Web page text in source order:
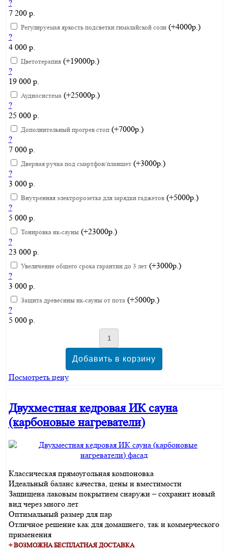
?
7 200 р.
Регулируемая яркость подсветки гималайской соли(+4000р.)
?
4 000 р.
Цветотерапия(+19000р.)
?
19 000 р.
Аудиосистема(+25000р.)
?
25 000 р.
Дополнительный прогрев стоп(+7000р.)
?
7 000 р.
Дверная ручка под смартфон/планшет(+3000р.)
?
3 000 р.
Внутренняя электророзетка для зарядки гаджетов(+5000р.)
?
5 000 р.
Тонировка ик-сауны(+23000р.)
?
23 000 р.
Увеличение общего срока гарантии до 3 лет(+3000р.)
?
3 000 р.
Защита древесины ик-сауны от пота(+5000р.)
?
5 000 р.
Посмотреть цену
Двухместная кедровая ИК сауна
(карбоновые нагреватели)
Классическая прямоугольная компоновка
Идеальный баланс качества, цены и вместимости
Защищена лаковым покрытием снаружи – сохранит новый
вид через много лет
Оптимальный размер для пар
Отличное решение как для домашнего, так и коммерческого
применения
+ ВОЗМОЖНА БЕСПЛАТНАЯ ДОСТАВКА